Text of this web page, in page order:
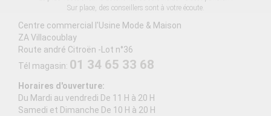
Sur place, des conseillers sont à votre écoute.
Centre commercial l'Usine Mode & Maison
ZA Villacoublay
Route andré Citroën -Lot n°36
Tél magasin: 01 34 65 33 68
Horaires d'ouverture:
Du Mardi au vendredi De 11 H à 20 H
Samedi et Dimanche De 10 H à 20 H